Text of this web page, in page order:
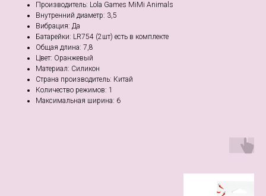
Производитель: Lola Games MiMi Animals
Внутренний диаметр: 3,5
Вибрация: Да
Батарейки: LR754 (2шт) есть в комплекте
Общая длина: 7,8
Цвет: Оранжевый
Материал: Силикон
Страна производитель: Китай
Количество режимов: 1
Максимальная ширина: 6